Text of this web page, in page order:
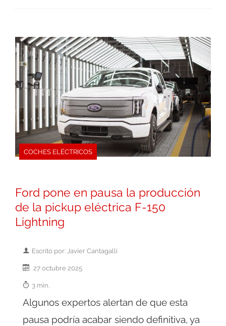
COCHES ELÉCTRICOS
Ford pone en pausa la producción
de la pickup eléctrica F-150
Lightning
Escrito por: Javier Cantagalli
27 octubre 2025
3 min.
Algunos expertos alertan de que esta
pausa podría acabar siendo definitiva, ya